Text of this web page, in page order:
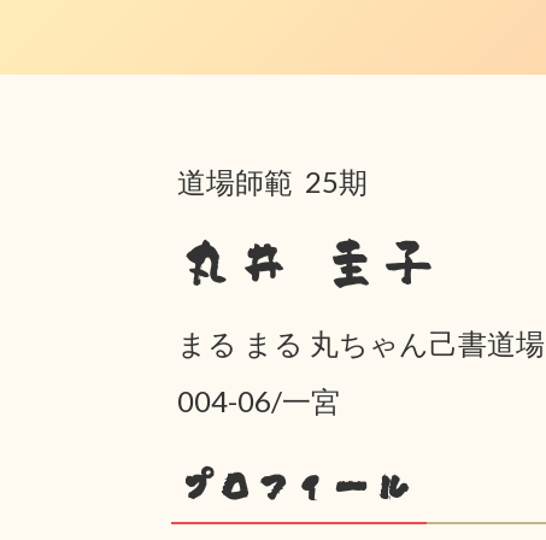
道場師範 25期
丸井 圭子
まる まる 丸ちゃん己書道場
004-06/一宮
プロフィール